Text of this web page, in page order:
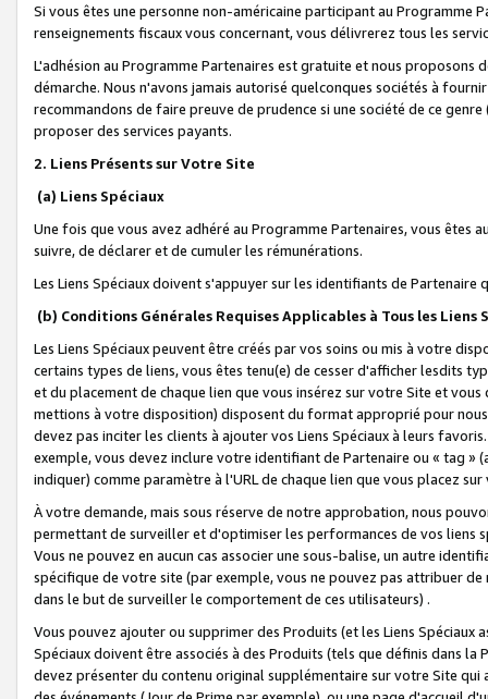
Si vous êtes une personne non-américaine participant au
renseignements fiscaux vous concernant, vous délivrerez tous les
L'adhésion au Programme Partenaires est gratuite et nous proposons
démarche. Nous n'avons jamais autorisé quelconques sociétés à
recommandons de faire preuve de prudence si une société de ce
proposer des services payants.
2. Liens Présents sur Votre Site
(a) Liens Spéciaux
Une fois que vous avez adhéré au Programme Partenaires, vous êtes
suivre, de déclarer et de cumuler les rémunérations.
Les Liens Spéciaux doivent s'appuyer sur les identifiants de Partenaire
(b) Conditions Générales Requises Applicables à Tous les Liens
Les Liens Spéciaux peuvent être créés par vos soins ou mis à votre
certains types de liens, vous êtes tenu(e) de cesser d'afficher lesdits
et du placement de chaque lien que vous insérez sur votre Site et
mettions à votre disposition) disposent du format approprié pour
devez pas inciter les clients à ajouter vos Liens Spéciaux à leurs
exemple, vous devez inclure votre identifiant de Partenaire ou « tag
indiquer) comme paramètre à l'URL de chaque lien que vous placez
À votre demande, mais sous réserve de notre approbation, nous
permettant de surveiller et d'optimiser les performances de vos liens
Vous ne pouvez en aucun cas associer une sous-balise, un autre
spécifique de votre site (par exemple, vous ne pouvez pas attribuer
dans le but de surveiller le comportement de ces utilisateurs) .
Vous pouvez ajouter ou supprimer des Produits (et les Liens
Spéciaux doivent être associés à des Produits (tels que définis dans
devez présenter du contenu original supplémentaire sur votre Site qui